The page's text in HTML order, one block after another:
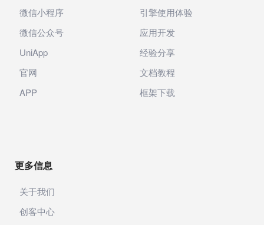
微信小程序
微信公众号
UniApp
官网
APP
引擎使用体验
应用开发
经验分享
文档教程
框架下载
更多信息
关于我们
创客中心